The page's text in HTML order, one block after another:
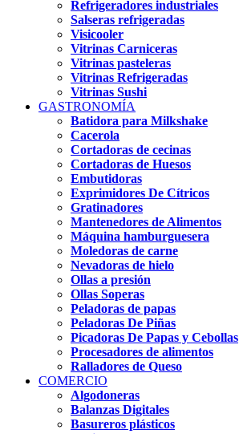
Refrigeradores industriales
Salseras refrigeradas
Visicooler
Vitrinas Carniceras
Vitrinas pasteleras
Vitrinas Refrigeradas
Vitrinas Sushi
GASTRONOMÍA
Batidora para Milkshake
Cacerola
Cortadoras de cecinas
Cortadoras de Huesos
Embutidoras
Exprimidores De Cítricos
Gratinadores
Mantenedores de Alimentos
Máquina hamburguesera
Moledoras de carne
Nevadoras de hielo
Ollas a presión
Ollas Soperas
Peladoras de papas
Peladoras De Piñas
Picadoras De Papas y Cebollas
Procesadores de alimentos
Ralladores de Queso
COMERCIO
Algodoneras
Balanzas Digitales
Basureros plásticos